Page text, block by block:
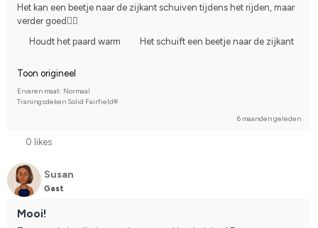
Het kan een beetje naar de zijkant schuiven tijdens het rijden, maar
verder goed👍🏼
Houdt het paard warm
Het schuift een beetje naar de zijkant
Toon origineel
Ervaren maat: Normaal
Traningsdeken Solid Fairfield®
6 maanden geleden
0 likes
Susan
Gast
Mooi!